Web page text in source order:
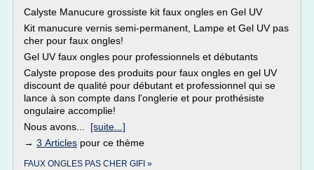
Calyste Manucure grossiste kit faux ongles en Gel UV
Kit manucure vernis semi-permanent, Lampe et Gel UV pas
cher pour faux ongles!
Gel UV faux ongles pour professionnels et débutants
Calyste propose des produits pour faux ongles en gel UV
discount de qualité pour débutant et professionnel qui se
lance à son compte dans l'onglerie et pour prothésiste
ongulaire accomplie!
Nous avons... [suite...]
→ 3 Articles pour ce thème
FAUX ONGLES PAS CHER GIFI »